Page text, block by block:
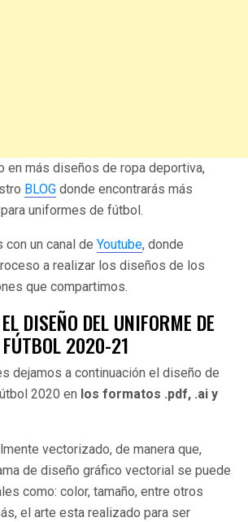
en más diseños de ropa deportiva,
BLOG donde encontrarás más
uniformes de fútbol.
con un canal de Youtube, donde
a realizar los diseños de los
que compartimos.
DISEÑO DEL UNIFORME DE
FÚTBOL 2020-21
dejamos a continuación el diseño de
2020 en los formatos .pdf, .ai y
vectorizado, de manera que,
de diseño gráfico vectorial se puede
como: color, tamaño, entre otros
el arte esta realizado para ser